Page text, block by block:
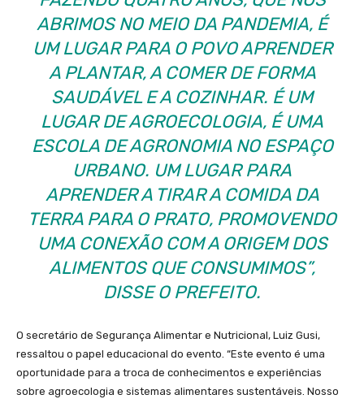
ABRIMOS NO MEIO DA PANDEMIA, É
UM LUGAR PARA O POVO APRENDER
A PLANTAR, A COMER DE FORMA
SAUDÁVEL E A COZINHAR. É UM
LUGAR DE AGROECOLOGIA, É UMA
ESCOLA DE AGRONOMIA NO ESPAÇO
URBANO. UM LUGAR PARA
APRENDER A TIRAR A COMIDA DA
TERRA PARA O PRATO, PROMOVENDO
UMA CONEXÃO COM A ORIGEM DOS
ALIMENTOS QUE CONSUMIMOS”,
DISSE O PREFEITO.
O secretário de Segurança Alimentar e Nutricional, Luiz Gusi,
ressaltou o papel educacional do evento. “Este evento é uma
oportunidade para a troca de conhecimentos e experiências
sobre agroecologia e sistemas alimentares sustentáveis. Nosso